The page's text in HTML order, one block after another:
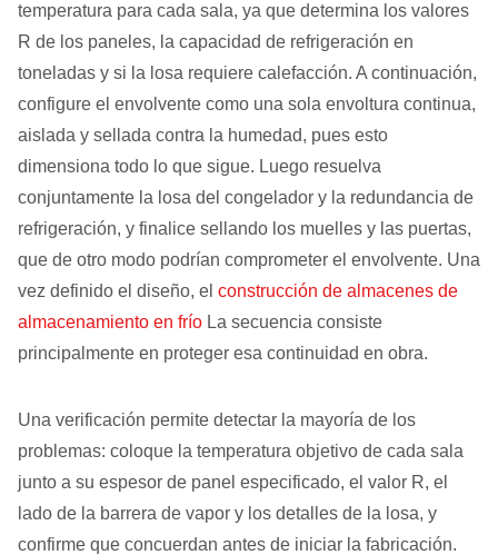
temperatura para cada sala, ya que determina los valores
R de los paneles, la capacidad de refrigeración en
toneladas y si la losa requiere calefacción. A continuación,
configure el envolvente como una sola envoltura continua,
aislada y sellada contra la humedad, pues esto
dimensiona todo lo que sigue. Luego resuelva
conjuntamente la losa del congelador y la redundancia de
refrigeración, y finalice sellando los muelles y las puertas,
que de otro modo podrían comprometer el envolvente. Una
vez definido el diseño, el construcción de almacenes de
almacenamiento en frío La secuencia consiste
principalmente en proteger esa continuidad en obra.
Una verificación permite detectar la mayoría de los
problemas: coloque la temperatura objetivo de cada sala
junto a su espesor de panel especificado, el valor R, el
lado de la barrera de vapor y los detalles de la losa, y
confirme que concuerdan antes de iniciar la fabricación.